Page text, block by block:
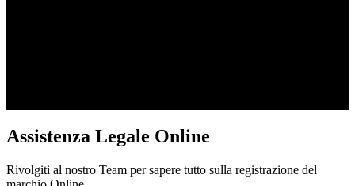
Assistenza Legale Online
Rivolgiti al nostro Team per sapere tutto sulla registrazione del